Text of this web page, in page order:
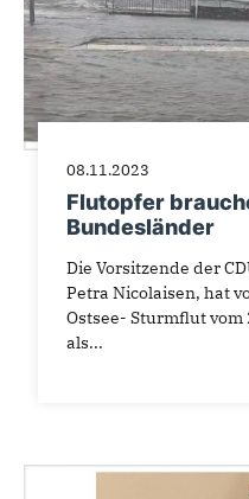
08.11.2023
Flutopfer
Bundesländer
Die Vorsitzende der
Petra Nicolaisen, hat
Ostsee- Sturmflut vom
als...